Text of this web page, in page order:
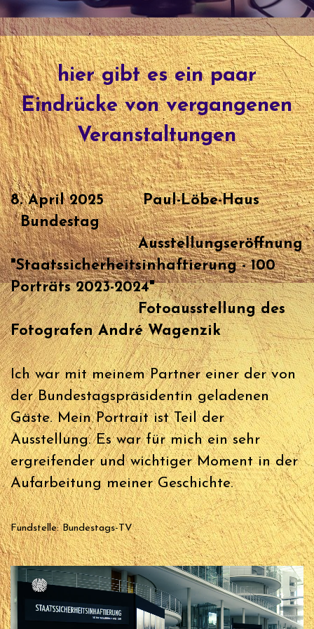
hier gibt es ein paar
Eindrücke von vergangenen
Veranstaltungen
8. April 2025 Paul-Löbe-Haus
Bundestag
Ausstellungseröffnung
"Staatssicherheitsinhaftierung - 100
Porträts 2023-2024"
Fotoausstellung des
Fotografen André Wagenzik
Ich war mit meinem Partner einer der von
der Bundestagspräsidentin geladenen
Gäste. Mein Portrait ist Teil der
Ausstellung. Es war für mich ein sehr
ergreifender und wichtiger Moment in der
Aufarbeitung meiner Geschichte.
Fundstelle: Bundestags-TV